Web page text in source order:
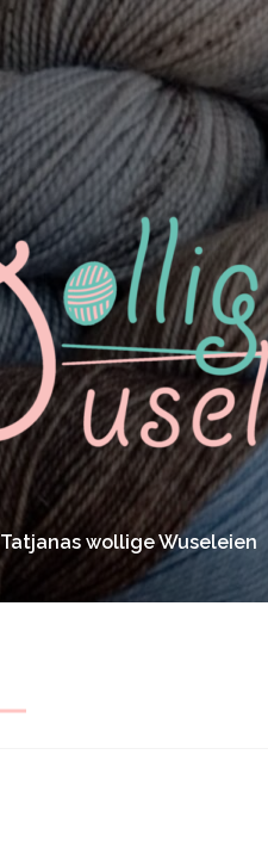
Tatjanas wollige Wuseleien